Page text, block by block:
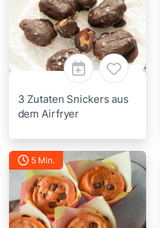
3 Zutaten Snickers aus
dem Airfryer
5 Min.